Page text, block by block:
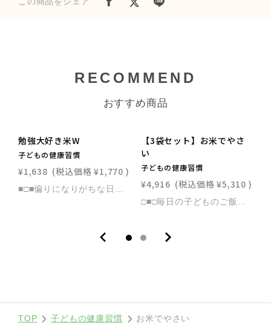
RECOMMEND
おすすめ商品
勉強大好き米W
子どもの健康習慣
¥1,638 (税込価格 ¥1,770 )
SOLD OUT
【3袋セット】お米でやさ
い
子どもの健康習慣
¥4,916 (税込価格 ¥5,310 )
TOP 子どもの健康習慣 お米でやさい